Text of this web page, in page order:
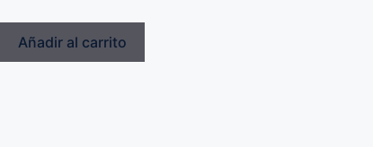
Añadir al carrito